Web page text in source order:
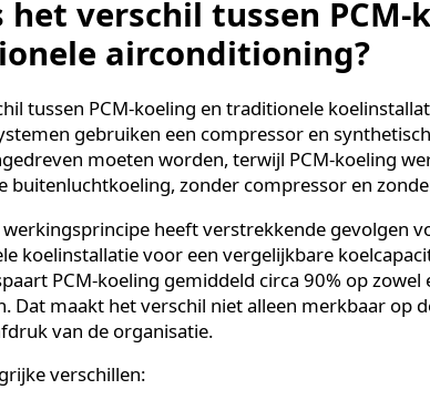
slaan ze thermische energie op. Overdag
aan de ruimte. Het systeem maakt voor circa
Slechts een kleine ventilator zorgt
elektrisch vermogen extreem laag blijft.
Unitvan 3 kW verbruikt bijvoorbeeld
met twee gewone gloeilampen. Dankzij dit
eenvoudig realiseerbaar, wat de
vergroot.
het verschil tussen
tussen PCM-koeling en traditionele